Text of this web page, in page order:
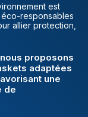
est
responsables
allier protection,
proposons
adaptées
une
de